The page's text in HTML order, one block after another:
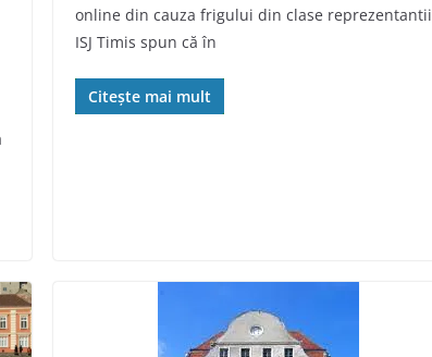
online din cauza frigului din clase reprezentantii
ISJ Timis spun că în
Citește mai mult